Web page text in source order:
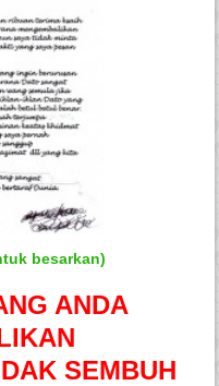
besarkan)
ANDA
SEMBUH